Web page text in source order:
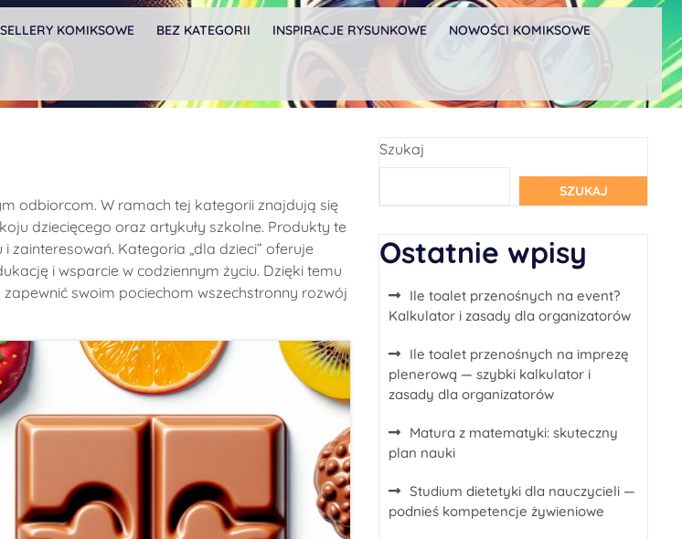
KOMIKSOWE BEZ KATEGORII INSPIRACJE RYSUNKOWE NOWOŚCI KOMIKSOWE
odbiorcom. W ramach tej kategorii znajdują się
dziecięcego oraz artykuły szkolne. Produkty te
Kategoria „dla dzieci” oferuje
i wsparcie w codziennym życiu. Dzięki temu
swoim pociechom wszechstronny rozwój
Szukaj
SZUKAJ
Ostatnie wpisy
Ile toalet przenośnych na event?
Kalkulator i zasady dla organizatorów
Ile toalet przenośnych na imprezę
plenerową — szybki kalkulator i
zasady dla organizatorów
Matura z matematyki: skuteczny
plan nauki
Studium dietetyki dla nauczycieli —
podnieś kompetencje żywieniowe